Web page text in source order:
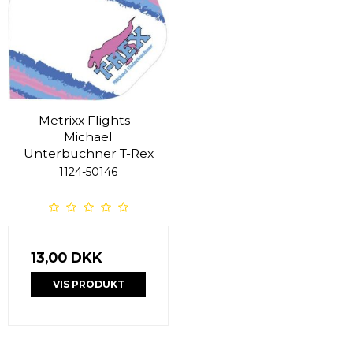
Metrixx Flights -
Michael
Unterbuchner T-Rex
1124-50146
13,00 DKK
VIS PRODUKT